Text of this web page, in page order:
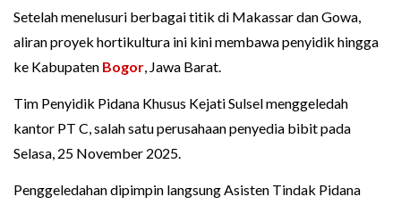
Setelah menelusuri berbagai titik di Makassar dan Gowa,
aliran proyek hortikultura ini kini membawa penyidik hingga
ke Kabupaten Bogor, Jawa Barat.
Tim Penyidik Pidana Khusus Kejati Sulsel menggeledah
kantor PT C, salah satu perusahaan penyedia bibit pada
Selasa, 25 November 2025.
Penggeledahan dipimpin langsung Asisten Tindak Pidana